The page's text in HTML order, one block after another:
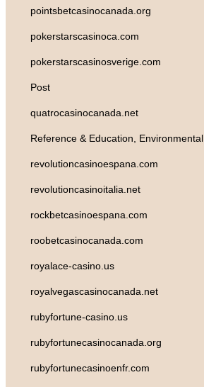
pointsbetcasinocanada.org
pokerstarscasinoca.com
pokerstarscasinosverige.com
Post
quatrocasinocanada.net
Reference & Education, Environmental
revolutioncasinoespana.com
revolutioncasinoitalia.net
rockbetcasinoespana.com
roobetcasinocanada.com
royalace-casino.us
royalvegascasinocanada.net
rubyfortune-casino.us
rubyfortunecasinocanada.org
rubyfortunecasinoenfr.com